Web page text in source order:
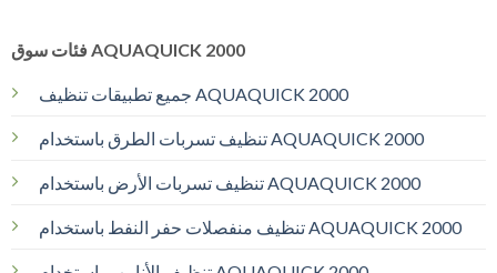
فئات سوق AQUAQUICK 2000
جميع تطبيقات تنظيف AQUAQUICK 2000
تنظيف تسربات الطرق باستخدام AQUAQUICK 2000
تنظيف تسربات الأرض باستخدام AQUAQUICK 2000
تنظيف منفصلات حفر النفط باستخدام AQUAQUICK 2000